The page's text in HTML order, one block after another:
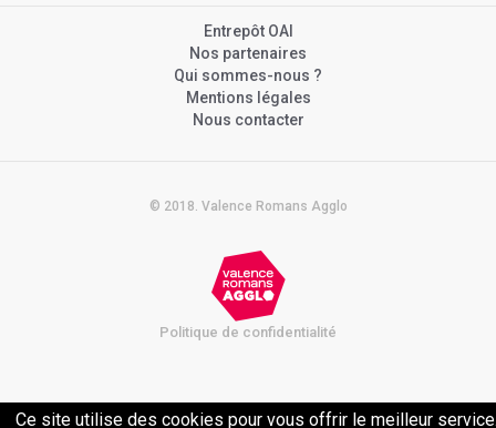
Entrepôt OAI
Nos partenaires
Qui sommes-nous ?
Mentions légales
Nous contacter
© 2018. Valence Romans Agglo
Politique de confidentialité
Ce site utilise des cookies pour vous offrir le meilleur